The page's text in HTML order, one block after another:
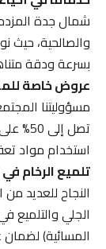
شمال جدة
والصالحية، حيث
بسرعة ودقة
عروض خاصة
مسؤوليتنا
تصل إلى
استخدام مواد
تلميع الرخام في
النجاح للعديد من
الجلي والتلميع في
المسائية) لضمان